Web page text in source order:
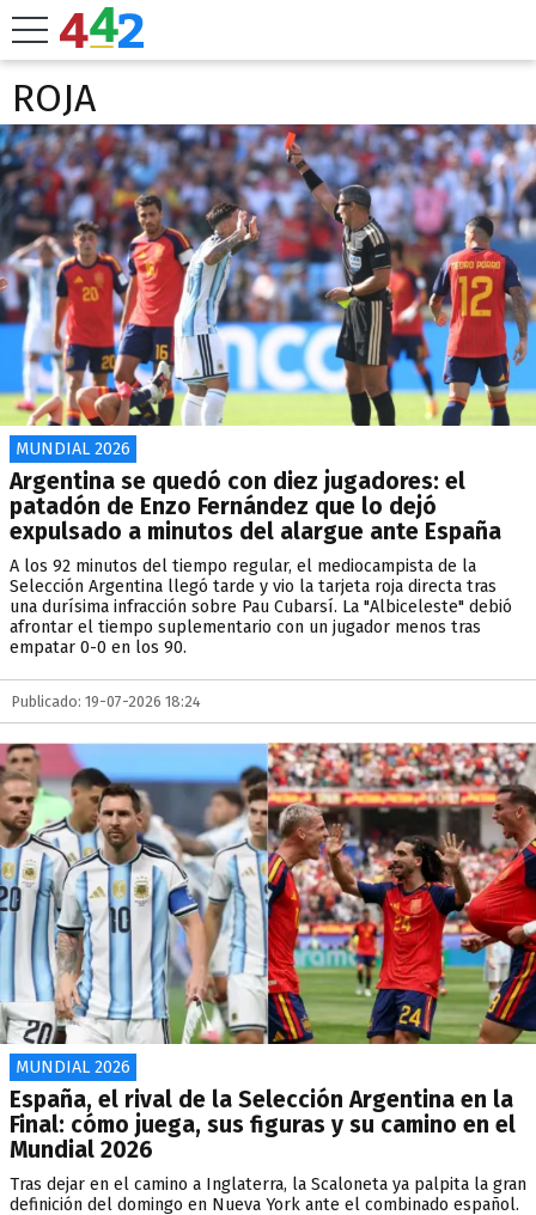
ROJA
MUNDIAL 2026
Argentina se quedó con diez jugadores: el
patadón de Enzo Fernández que lo dejó
expulsado a minutos del alargue ante España
A los 92 minutos del tiempo regular, el mediocampista de la
Selección Argentina llegó tarde y vio la tarjeta roja directa tras
una durísima infracción sobre Pau Cubarsí. La "Albiceleste" debió
afrontar el tiempo suplementario con un jugador menos tras
empatar 0-0 en los 90.
Publicado: 19-07-2026 18:24
MUNDIAL 2026
España, el rival de la Selección Argentina en la
Final: cómo juega, sus figuras y su camino en el
Mundial 2026
Tras dejar en el camino a Inglaterra, la Scaloneta ya palpita la gran
definición del domingo en Nueva York ante el combinado español.